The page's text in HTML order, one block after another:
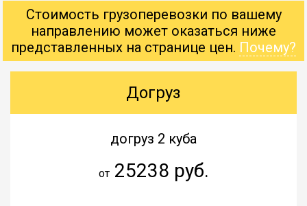
Стоимость грузоперевозки по вашему
направлению может оказаться ниже
представленных на странице цен. Почему?
Догруз
догруз 2 куба
от25238 руб.